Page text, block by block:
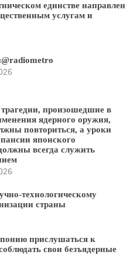
единстве направлен
услугам и
произошедшие в
ядерного оружия,
повториться, а уроки
японского
всегда служить
технологическому
страны
прислушаться к
свои безъядерные